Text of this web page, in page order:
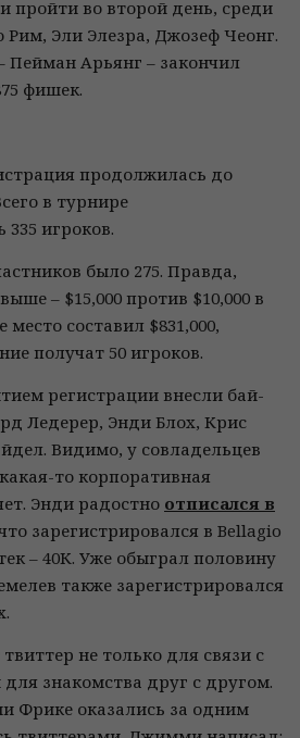
пройти во второй день, среди
Эли Элезра, Джозеф Чеонг.
Пейман Арьянг – закончил
фишек.
продолжилась до
в турнире
335 игроков.
было 275. Правда,
– $15,000 против $10,000 в
составил $831,000,
получат 50 игроков.
регистрации внесли бай-
Ледерер, Энди Блох, Крис
Видимо, у совладельцев
то корпоративная
Энди радостно отписался в
зарегистрировался в Bellagio
– 40К. Уже обыграл половину
также зарегистрировался
не только для связи с
знакомства друг с другом.
Фрике оказались за одним